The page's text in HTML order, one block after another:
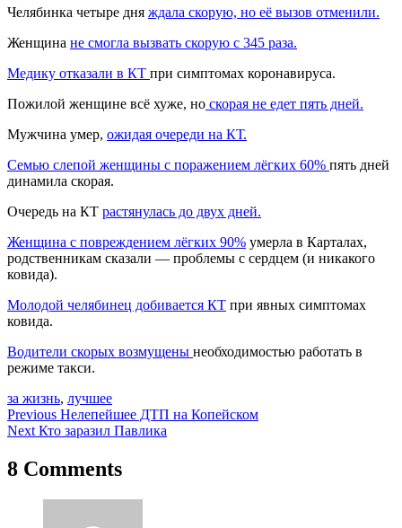
Челябинка четыре дня ждала скорую, но её вызов отменили.
Женщина не смогла вызвать скорую с 345 раза.
Медику отказали в КТ при симптомах коронавируса.
Пожилой женщине всё хуже, но скорая не едет пять дней.
Мужчина умер, ожидая очереди на КТ.
Семью слепой женщины с поражением лёгких 60% пять дней
динамила скорая.
Очередь на КТ растянулась до двух дней.
Женщина с повреждением лёгких 90% умерла в Карталах,
родственникам сказали — проблемы с сердцем (и никакого
ковида).
Молодой челябинец добивается КТ при явных симптомах
ковида.
Водители скорых возмущены необходимостью работать в
режиме такси.
за жизнь, лучшее
Навигация
по
записям
Previous Нелепейшее ДТП на Копейском
Next Кто заразил Павлика
8 Comments